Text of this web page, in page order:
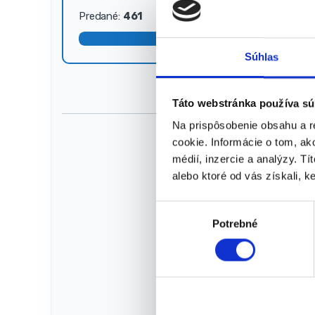
Súhlas
Táto webstránka používa
Na prispôsobenie obsahu a
cookie. Informácie o tom,
médií, inzercie a analýzy.
alebo ktoré od vás získali,
r
Potrebné
Tyče
€
(25,61€
★★
Predané: 461 Dostupné: